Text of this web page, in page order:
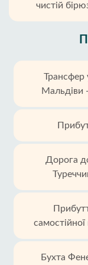
чистій
Трансфер
Мальдіви
Дорога
Бухта